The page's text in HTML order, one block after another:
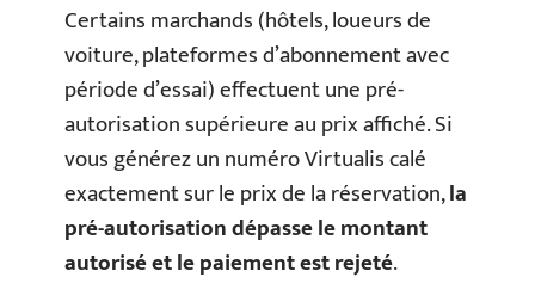
Certains marchands (hôtels, loueurs de
voiture, plateformes d’abonnement avec
période d’essai) effectuent une pré-
autorisation supérieure au prix affiché. Si
vous générez un numéro Virtualis calé
exactement sur le prix de la réservation,la
pré-autorisation dépasse le montant
autorisé et le paiement est rejeté.